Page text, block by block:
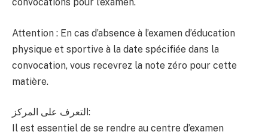
Attention : En cas d’absence à l’examen d’éducation
physique et sportive à la date spécifiée dans la
convocation, vous recevrez la note zéro pour cette
matière.
التعرف على المركز:
Il est essentiel de se rendre au centre d’examen